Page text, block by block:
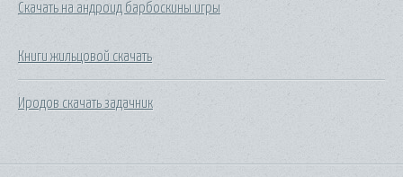
Скачать на андроид барбоскины игры
Книги жильцовой скачать
Иродов скачать задачник